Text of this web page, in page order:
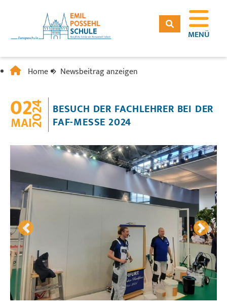
MENÜ
Home Newsbeitrag anzeigen
02
MAI2024 BESUCH DER FACHLEHRER BEI DER
FAF-MESSE 2024
Previous Next